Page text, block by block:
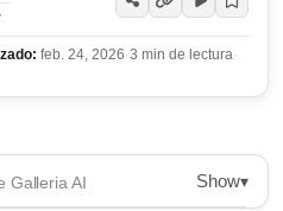
feb. 24, 2026·3 min de lectura·
Galleria AI Show▾